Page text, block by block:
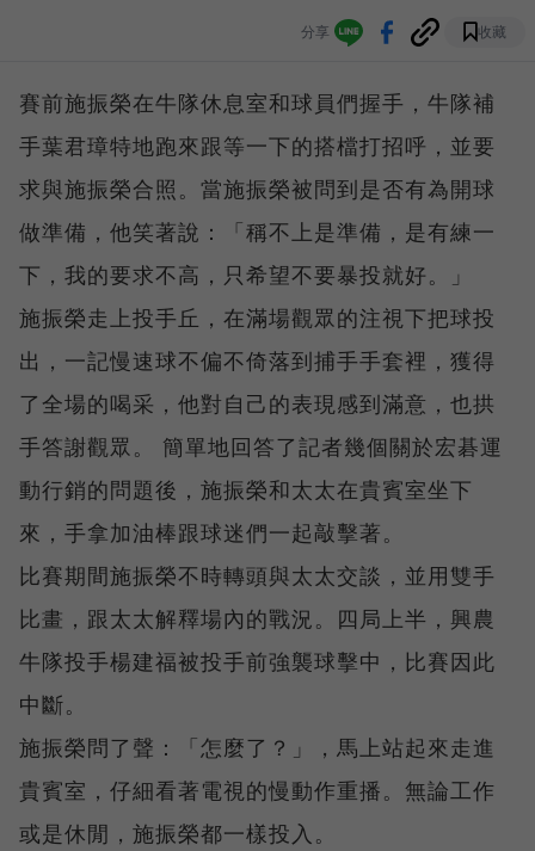
分享 收藏
賽前施振榮在牛隊休息室和球員們握手，牛隊補
手葉君璋特地跑來跟等一下的搭檔打招呼，並要
求與施振榮合照。當施振榮被問到是否有為開球
做準備，他笑著說：「稱不上是準備，是有練一
下，我的要求不高，只希望不要暴投就好。」
施振榮走上投手丘，在滿場觀眾的注視下把球投
出，一記慢速球不偏不倚落到捕手手套裡，獲得
了全場的喝采，他對自己的表現感到滿意，也拱
手答謝觀眾。 簡單地回答了記者幾個關於宏碁運
動行銷的問題後，施振榮和太太在貴賓室坐下
來，手拿加油棒跟球迷們一起敲擊著。
比賽期間施振榮不時轉頭與太太交談，並用雙手
比畫，跟太太解釋場內的戰況。四局上半，興農
牛隊投手楊建福被投手前強襲球擊中，比賽因此
中斷。
施振榮問了聲：「怎麼了？」，馬上站起來走進
貴賓室，仔細看著電視的慢動作重播。無論工作
或是休閒，施振榮都一樣投入。